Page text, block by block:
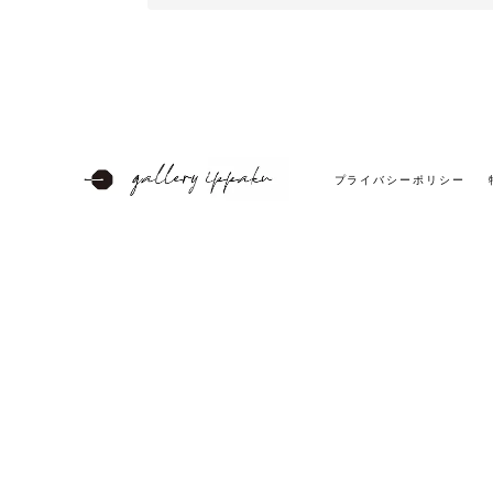
プライバシーポリシー